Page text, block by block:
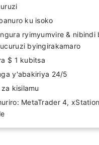
ku isoko
ryimyumvire & nibindi
byingirakamaro
$ 1 kubitsa
y'abakiriya 24/5
za kisilamu
MetaTrader 4,